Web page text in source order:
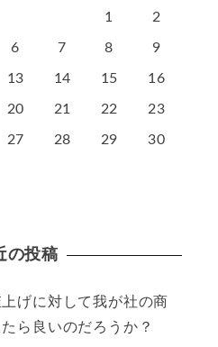
1 2
6 7 8 9
13 14 15 16
20 21 22 23
27 28 29 30
の投稿
げに対して我が社の商
ら良いのだろうか？